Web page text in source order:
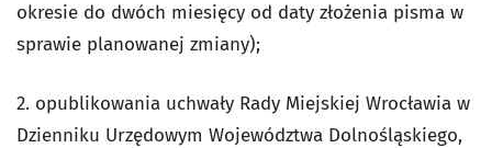
okresie do dwóch miesięcy od daty złożenia pisma w
sprawie planowanej zmiany);
2. opublikowania uchwały Rady Miejskiej Wrocławia w
Dzienniku Urzędowym Województwa Dolnośląskiego,